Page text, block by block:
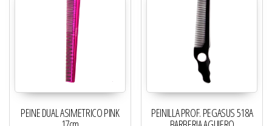
PEINE DUAL ASIMETRICO PINK PEINILLA PROF. PEGASUS 518A